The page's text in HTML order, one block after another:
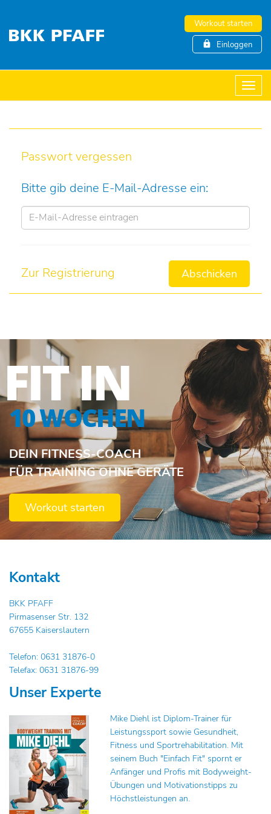
Workout starten
lock Einloggen
Passwort vergessen
Bitte gib deine E-Mail-Adresse ein:
Abschicken
Zur Registrierung
FIT IN
10 WOCHEN
DEIN FITNESS-COACH
FÜR TRAINING OHNE GERÄTE
Workout starten
Kontakt
BKK PFAFF
Pirmasenser Str. 132
67655 Kaiserslautern
Telefon: 0631 31876-0
Telefax: 0631 31876-99
Unser Experte
Mike Diehl ist Diplom-Trainer für
Leistungssport sowie Gesundheit,
Fitness und Sportrehabilitation. Mit
seinem Buch "Einfach Fit" spornt er
Anfänger und Profis mit Bodyweight-
Übungen und Motivationstipps zu
Höchstleistungen an.